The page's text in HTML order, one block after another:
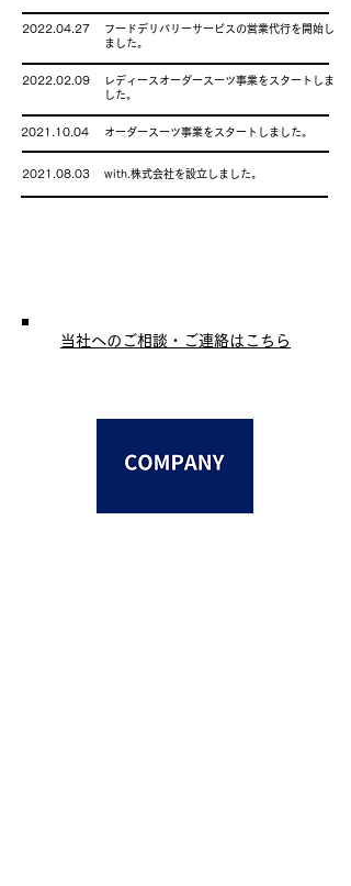
2022.04.27フードデリバリーサービスの営業代行を開始し
ました。
2022.02.09 レディースオーダースーツ事業をスタートしま
した。
2021.10.04 オーダースーツ事業をスタートしました。
2021.08.03with.株式会社を設立しました。
当社へのご相談・ご連絡はこちら